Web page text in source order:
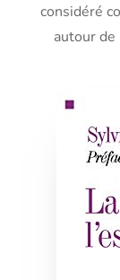
considéré
autour